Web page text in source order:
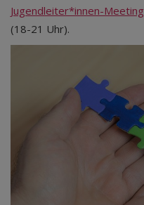
Jugendleiter*innen-Meeting
(18-21 Uhr).